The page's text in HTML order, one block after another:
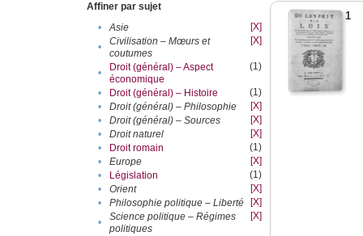
Affiner par sujet
•
Asie
[X]
•
Civilisation – Mœurs et
coutumes
[X]
•
Droit (général) – Aspect
économique
(1)
• Droit (général) – Histoire
(1)
•
Droit (général) – Philosophie
[X]
•
Droit (général) – Sources
[X]
•
Droit naturel
[X]
•
Droit romain
(1)
•
Europe
[X]
•
Législation
(1)
•
Orient
[X]
•
Philosophie politique – Liberté
[X]
•
Science politique – Régimes
politiques
[X]
1